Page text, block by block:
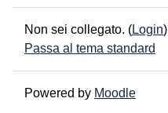
Non sei collegato. (Login)
Passa al tema standard
Powered by Moodle